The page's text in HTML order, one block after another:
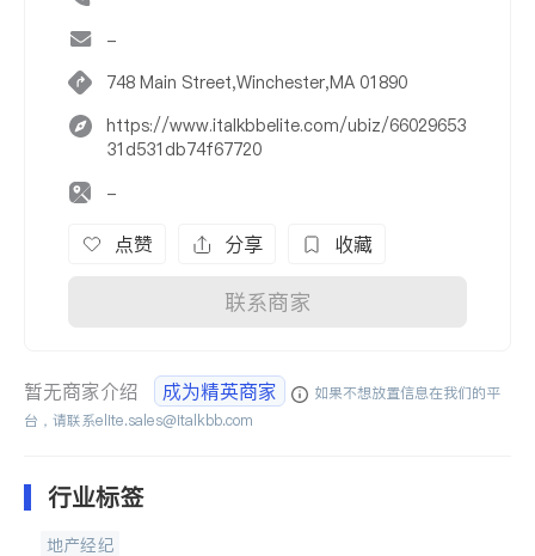
-
748 Main Street,Winchester,MA 01890
https://www.italkbbelite.com/ubiz/66029653
31d531db74f67720
-
点赞 分享 收藏
联系商家
暂无商家介绍 成为精英商家
如果不想放置信息在我们的平
台，请联系elite.sales@italkbb.com
行业标签
地产经纪